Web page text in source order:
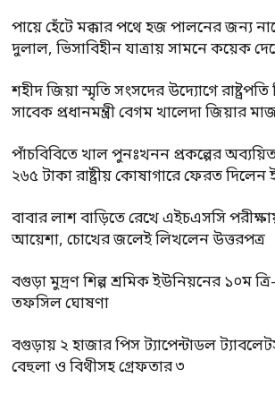
পায়ে হেঁটে মক্কার পথে হজ পালনের জন্য
দুলাল, ভিসাবিহীন যাত্রায় সামনে কয়েক
শহীদ জিয়া স্মৃতি সংসদের উদ্যোগে
সাবেক প্রধানমন্ত্রী বেগম খালেদা জিয়ার
পাঁচবিবিতে খাল পুনঃখনন প্রকল্পের
২৬৫ টাকা রাষ্ট্রীয় কোষাগারে ফেরত
বাবার লাশ বাড়িতে রেখে এইচএসসি
আয়েশা, চোখের জলেই লিখলেন উত্তরপত্র
বগুড়া মুদ্রণ শিল্প শ্রমিক ইউনিয়নের ১০ম ত্রি-
তফসিল ঘোষণা
বগুড়ায় ২ হাজার পিস ট্যাপেন্টাডল
বেহুলা ও বিথীসহ গ্রেফতার ৩